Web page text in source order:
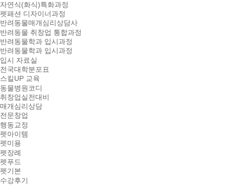
자연식(화식)특화과정
펫패션 디자이너과정
반려동물매개심리상담사
반려동물 취창업 통합과정
반려동물학과 입시과정
반려동물학과 입시과정
입시 자료실
전국대학분포표
스킬UP 교육
동물병원코디
취창업실전대비
매개심리상담
전문창업
행동교정
펫아이템
펫미용
펫장례
펫푸드
펫기본
수강후기